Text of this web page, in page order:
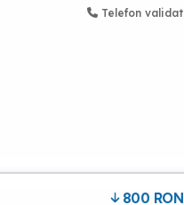
Telefon validat
800 RON